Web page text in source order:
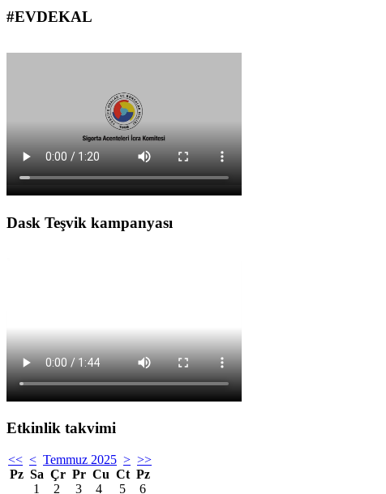
#EVDEKAL
Dask Teşvik kampanyası
Etkinlik takvimi
<< < Temmuz 2025 > >>
Pz Sa Çr Pr Cu Ct Pz
1
2 3 4 5
6